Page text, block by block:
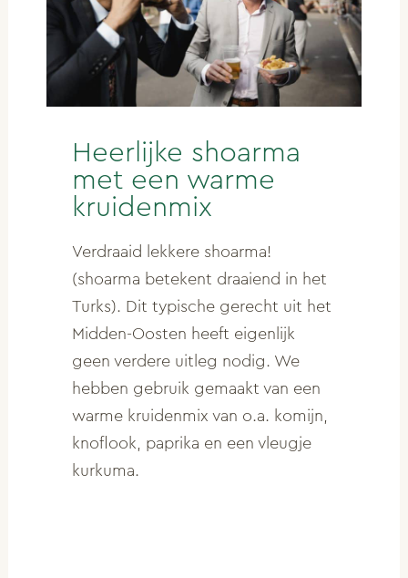
Heerlijke shoarma
met een warme
kruidenmix
Verdraaid lekkere shoarma!
(shoarma betekent draaiend in het
Turks). Dit typische gerecht uit het
Midden-Oosten heeft eigenlijk
geen verdere uitleg nodig. We
hebben gebruik gemaakt van een
warme kruidenmix van o.a. komijn,
knoflook, paprika en een vleugje
kurkuma.